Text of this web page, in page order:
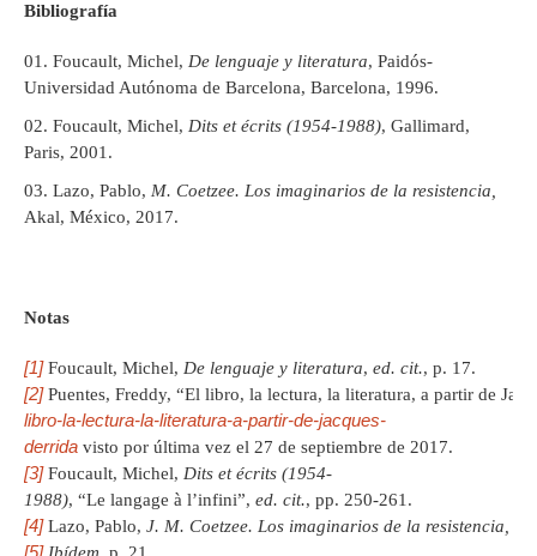
Bibliografía
Foucault, Michel, De lenguaje y literatura, Paidós-
Universidad Autónoma de Barcelona, Barcelona, 1996.
Foucault, Michel, Dits et écrits (1954-1988), Gallimard,
Paris, 2001.
Lazo, Pablo, M. Coetzee. Los imaginarios de la resistencia,
Akal, México, 2017.
Notas
[1]Foucault, Michel, De lenguaje y literatura, ed. cit., p. 17.
[2]Puentes, Freddy, “El libro, la lectura, la literatura, a partir de
libro-la-lectura-la-literatura-a-partir-de-jacques-
derrida visto por última vez el 27 de septiembre de 2017.
[3]Foucault, Michel, Dits et écrits (1954-
1988), “Le langage à l’infini”, ed. cit., pp. 250-261.
[4]Lazo, Pablo, J. M. Coetzee. Los imaginarios de la resistencia,